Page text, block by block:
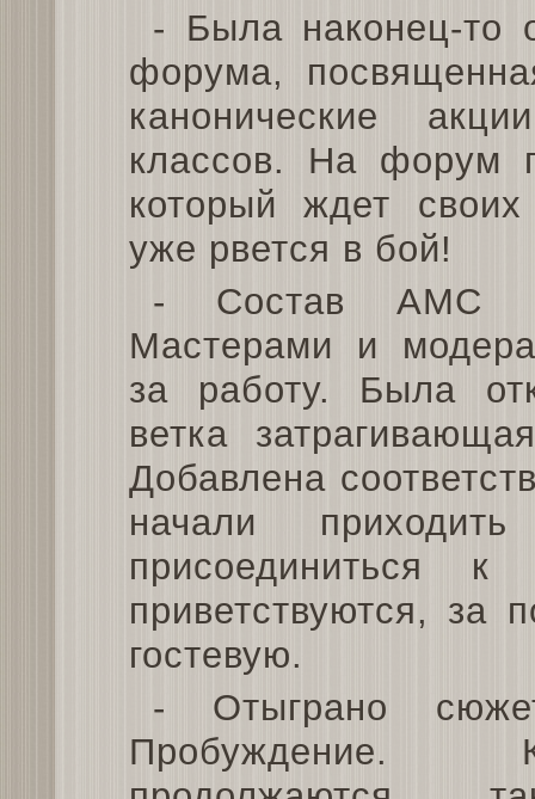
- Была наконец-то
форума,
канонические
классов. На форум
который ждет
уже рвется в бой!
- Состав АМС
Мастерами и
за работу. Была
ветка
Добавлена
начали
присоединиться
приветствуются, за
гостевую.
- Отыграно
Пробуждение.